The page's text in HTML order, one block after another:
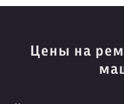
Цены на